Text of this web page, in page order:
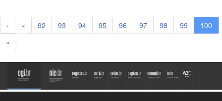
‹ « 92 93 94 95 96 97 98 99
100
»